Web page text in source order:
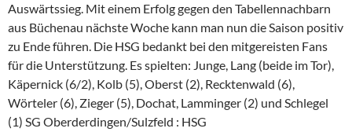
Auswärtssieg. Mit einem Erfolg gegen den Tabellennachbarn
aus Büchenau nächste Woche kann man nun die Saison positiv
zu Ende führen. Die HSG bedankt bei den mitgereisten Fans
für die Unterstützung. Es spielten: Junge, Lang (beide im Tor),
Käpernick (6/2), Kolb (5), Oberst (2), Recktenwald (6),
Wörteler (6), Zieger (5), Dochat, Lamminger (2) und Schlegel
(1) SG Oberderdingen/Sulzfeld : HSG